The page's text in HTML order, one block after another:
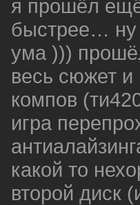
я прошёл
быстрее… ну
ума )))
весь сюжет
компов
игра
какой то
второй диск